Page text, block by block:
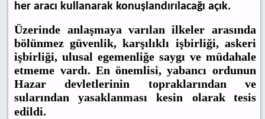
her aracı kullanarak konuşlandırılacağı açık.
Üzerinde anlaşmaya varılan ilkeler arasında
bölünmez güvenlik, karşılıklı işbirliği, askeri
işbirliği, ulusal egemenliğe saygı ve müdahale
etmeme vardı. En önemlisi, yabancı ordunun
Hazar devletlerinin topraklarından ve
sularından yasaklanması kesin olarak
tesis
edildi.